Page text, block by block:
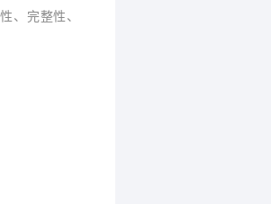
、完整性、